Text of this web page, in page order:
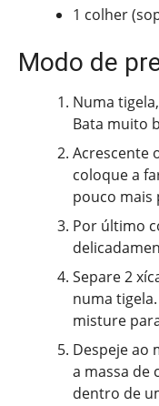
1 colher
Modo de
Numa
Bata muito
Acrescente
coloque a
pouco mais
Por último
Separe 2
numa
misture
Despeje ao
a massa de
dentro de